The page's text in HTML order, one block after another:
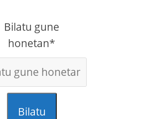
Bilatu gune
honetan*
Bilatu